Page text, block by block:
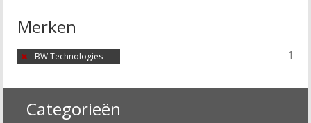
Merken
BW Technologies 1
Categorieën